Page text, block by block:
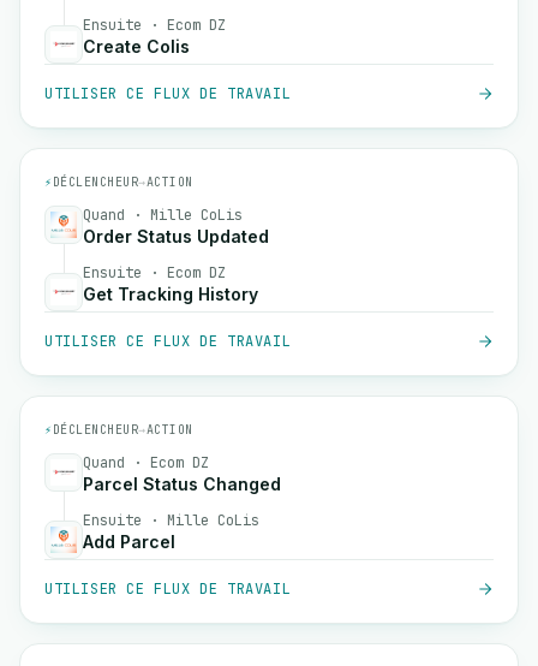
Ensuite · Ecom DZ
Create Colis
UTILISER CE FLUX DE TRAVAIL
⚡ DÉCLENCHEUR→ACTION
Quand · Mille CoLis
Order Status Updated
Ensuite · Ecom DZ
Get Tracking History
UTILISER CE FLUX DE TRAVAIL
⚡ DÉCLENCHEUR→ACTION
Quand · Ecom DZ
Parcel Status Changed
Ensuite · Mille CoLis
Add Parcel
UTILISER CE FLUX DE TRAVAIL